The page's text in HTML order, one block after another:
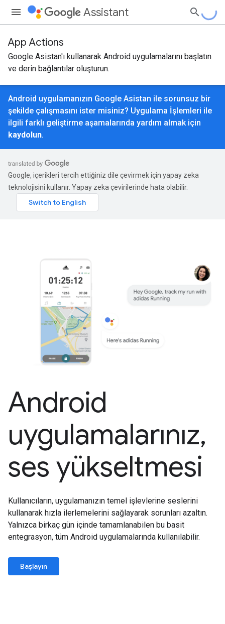
Assistant
App Actions
Google Asistan'ı kullanarak Android uygulamalarını başlatın
ve derin bağlantılar oluşturun.
Android uygulamanızın Google Asistan ile sorunsuz bir
şekilde çalışmasını ister misiniz? Uygulama İşlemleri ile
ilgili farklı geliştirme aşamalarında yardım almak için
kaydolun.
Google, içerikleri tercih ettiğiniz dile çevirmek için yapay zeka
teknolojisini kullanır. Yapay zeka çevirilerinde hata olabilir.
Android
uygulamalarınız,
ses yükseltmesi
Kullanıcıların, uygulamanızın temel işlevlerine seslerini
kullanarak hızla ilerlemelerini sağlayarak sorunları azaltın.
Yalnızca birkaç gün içinde tamamlanabilen bu basit
entegrasyon, tüm Android uygulamalarında kullanılabilir.
Başlayın